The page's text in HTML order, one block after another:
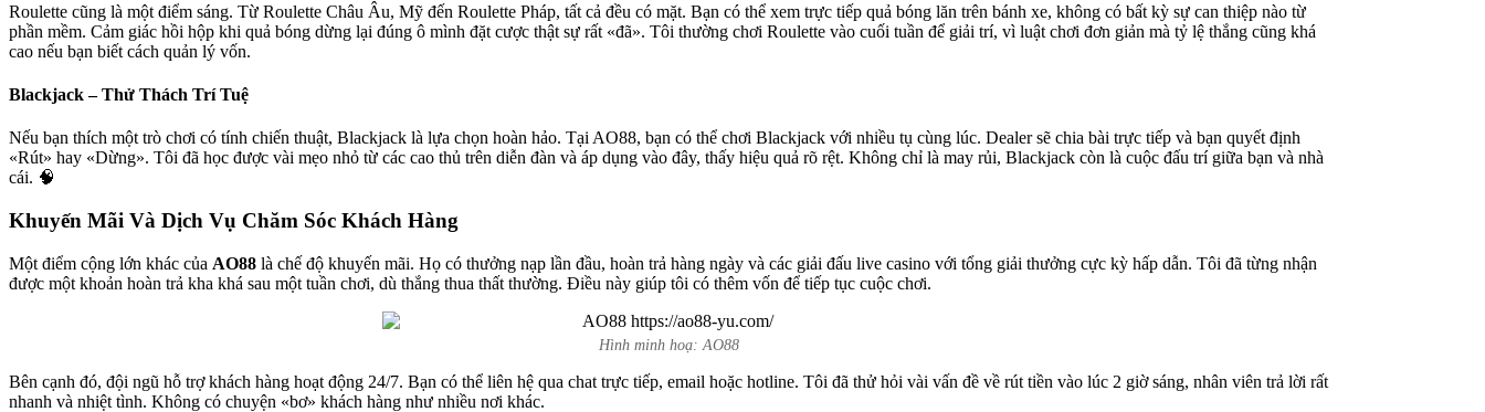
Roulette cũng là một điểm sáng. Từ Roulette Châu Âu, Mỹ đến Roulette Pháp, tất cả đều có mặt. Bạn có thể xem trực tiếp quả bóng lăn trên bánh xe, không có bất kỳ sự can thiệp nào từ
phần mềm. Cảm giác hồi hộp khi quả bóng dừng lại đúng ô mình đặt cược thật sự rất «đã». Tôi thường chơi Roulette vào cuối tuần để giải trí, vì luật chơi đơn giản mà tỷ lệ thắng cũng khá
cao nếu bạn biết cách quản lý vốn.
Blackjack – Thử Thách Trí Tuệ
Nếu bạn thích một trò chơi có tính chiến thuật, Blackjack là lựa chọn hoàn hảo. Tại AO88, bạn có thể chơi Blackjack với nhiều tụ cùng lúc. Dealer sẽ chia bài trực tiếp và bạn quyết định
«Rút» hay «Dừng». Tôi đã học được vài mẹo nhỏ từ các cao thủ trên diễn đàn và áp dụng vào đây, thấy hiệu quả rõ rệt. Không chỉ là may rủi, Blackjack còn là cuộc đấu trí giữa bạn và nhà
cái. 🧠
Khuyến Mãi Và Dịch Vụ Chăm Sóc Khách Hàng
Một điểm cộng lớn khác của AO88 là chế độ khuyến mãi. Họ có thưởng nạp lần đầu, hoàn trả hàng ngày và các giải đấu live casino với tổng giải thưởng cực kỳ hấp dẫn. Tôi đã từng nhận
được một khoản hoàn trả kha khá sau một tuần chơi, dù thắng thua thất thường. Điều này giúp tôi có thêm vốn để tiếp tục cuộc chơi.
Hình minh hoạ: AO88
Bên cạnh đó, đội ngũ hỗ trợ khách hàng hoạt động 24/7. Bạn có thể liên hệ qua chat trực tiếp, email hoặc hotline. Tôi đã thử hỏi vài vấn đề về rút tiền vào lúc 2 giờ sáng, nhân viên trả lời rất
nhanh và nhiệt tình. Không có chuyện «bơ» khách hàng như nhiều nơi khác.